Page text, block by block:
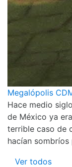
Megalópolis
Hace medio
de México ya
terrible caso de
hacían
Ver todos